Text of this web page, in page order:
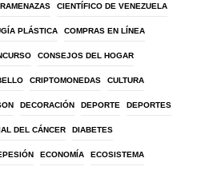
CIENTÍFICO DE VENEZUELA
PLÁSTICA COMPRAS EN LÍNEA
CONSEJOS DEL HOGAR
CRIPTOMONEDAS CULTURA
DECORACIÓN DEPORTE DEPORTES
DEL CÁNCER DIABETES
ECONOMÍA ECOSISTEMA